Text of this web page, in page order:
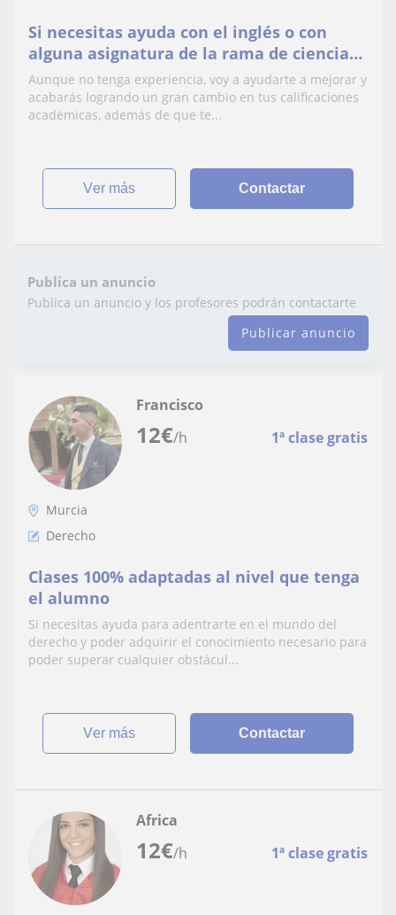
Si necesitas ayuda con el inglés o con
alguna asignatura de la rama de ciencias
sociales aquí estoy
Aunque no tenga experiencia, voy a ayudarte a mejorar y
acabarás logrando un gran cambio en tus calificaciones
académicas, además de que te...
ver más Contactar
Publica un anuncio
Publica un anuncio y los profesores podrán contactarte
Publicar anuncio
12€/h 1ª clase gratis
Francisco
Murcia
Derecho
Clases 100% adaptadas al nivel que tenga
el alumno
Si necesitas ayuda para adentrarte en el mundo del
derecho y poder adquirir el conocimiento necesario para
poder superar cualquier obstácul...
ver más Contactar
12€/h 1ª clase gratis
Africa